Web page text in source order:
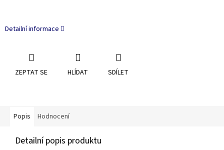
Detailní informace
ZEPTAT SE HLÍDAT SDÍLET
Popis Hodnocení
Detailní popis produktu